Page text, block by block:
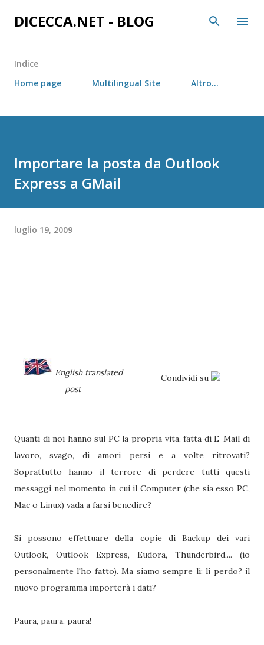
Passa ai contenuti principali
DICECCA.NET - BLOG
Indice
Home page
Multilingual Site Altro…
Importare la posta da Outlook
Express a GMail
luglio 19, 2009
English translated
post
Condividi su
Quanti di noi hanno sul PC la propria vita, fatta di E-Mail di
lavoro, svago, di amori persi e a volte ritrovati?
Soprattutto hanno il terrore di perdere tutti questi
messaggi nel momento in cui il Computer (che sia esso PC,
Mac o Linux) vada a farsi benedire?
Si possono effettuare della copie di Backup dei vari
Outlook, Outlook Express, Eudora, Thunderbird,... (io
personalmente l'ho fatto). Ma siamo sempre lì: li perdo? il
nuovo programma importerà i dati?
Paura, paura, paura!